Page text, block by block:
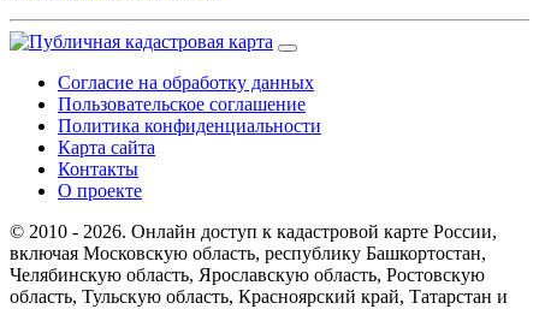
Согласие на обработку данных
Пользовательское соглашение
Политика конфиденциальности
Карта сайта
Контакты
О проекте
© 2010 - 2026. Онлайн доступ к кадастровой карте России,
включая Московскую область, республику Башкортостан,
Челябинскую область, Ярославскую область, Ростовскую
область, Тульскую область, Красноярский край, Татарстан и